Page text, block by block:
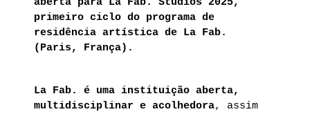
primeiro ciclo do programa de
residência artística de La Fab.
(Paris, França).
La Fab. é uma instituição aberta,
multidisciplinar e acolhedora, assim